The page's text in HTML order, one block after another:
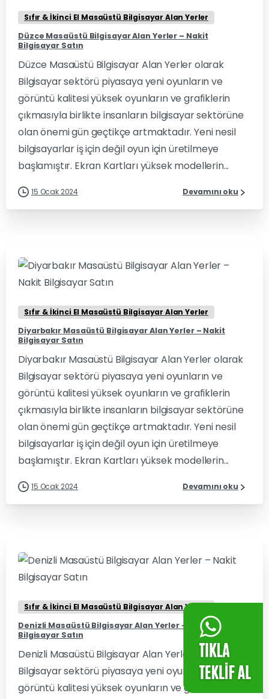
Sıfır & İkinci El Masaüstü Bilgisayar Alan Yerler
Düzce Masaüstü Bilgisayar Alan Yerler – Nakit
Bilgisayar Satın
Düzce Masaüstü Bilgisayar Alan Yerler olarak
Bilgisayar sektörü piyasaya yeni oyunların ve
görüntü kalitesi yüksek oyunların ve grafiklerin
çıkmasıyla birlikte insanların bilgisayar sektörüne
olan önemi gün geçtikçe artmaktadır. Yeni nesil
bilgisayarlar iş için değil oyun için üretilmeye
başlamıştır. Ekran Kartları yüksek modellerin...
15 Ocak 2024 Devamını oku
0 0
Sıfır & İkinci El Masaüstü Bilgisayar Alan Yerler
Diyarbakır Masaüstü Bilgisayar Alan Yerler – Nakit
Bilgisayar Satın
Diyarbakır Masaüstü Bilgisayar Alan Yerler olarak
Bilgisayar sektörü piyasaya yeni oyunların ve
görüntü kalitesi yüksek oyunların ve grafiklerin
çıkmasıyla birlikte insanların bilgisayar sektörüne
olan önemi gün geçtikçe artmaktadır. Yeni nesil
bilgisayarlar iş için değil oyun için üretilmeye
başlamıştır. Ekran Kartları yüksek modellerin...
15 Ocak 2024 Devamını oku
0 0
Sıfır & İkinci El Masaüstü Bilgisayar Alan Yerler
Denizli Masaüstü Bilgisayar Alan Yerler – Nakit
Bilgisayar Satın
Denizli Masaüstü Bilgisayar Alan Yerler olarak
Bilgisayar sektörü piyasaya yeni oyunların ve
görüntü kalitesi yüksek oyunların ve grafiklerin